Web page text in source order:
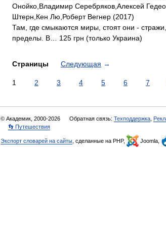
Онойко,Владимир Серебряков,Алексей
Штерн,Кен Лю,Роберт Вегнер (2017)
Там, где смыкаются миры, стоят они -
пределы. В… 125 грн (только Украина)
Страницы Следующая →
1 2 3 4 5 6 7
© Академик, 2000-2026 Обратная связь: Техподдержка
👣 Путешествия
Экспорт словарей на сайты , сделанные на PHP, Joomla,